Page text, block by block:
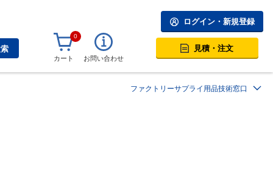
ログイン・新規登録
0
カート お問い合わせ
見積・注文
ファクトリーサプライ用品技術窓口